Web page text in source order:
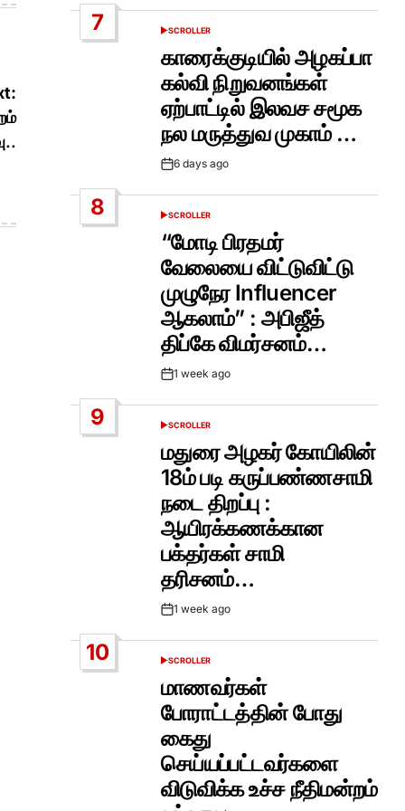
7
POSTED
SCROLLER
காரைக்குடியில் அழகப்பா
கல்வி நிறுவனங்கள்
ஏற்பாட்டில் இலவச சமூக
நல மருத்துவ முகாம் …
Post6 days ago
8
POSTED
SCROLLER
“மோடி பிரதமர்
வேலையை விட்டுவிட்டு
முழுநேர Influencer
ஆகலாம்” : அபிஜீத்
திப்கே விமர்சனம்…
Post1 week ago
9
POSTED
SCROLLER
மதுரை அழகர் கோயிலின்
18ம் படி கருப்பண்ணசாமி
நடை திறப்பு :
ஆயிரக்கணக்கான
பக்தர்கள் சாமி
தரிசனம்…
Post1 week ago
10
POSTED
SCROLLER
மாணவர்கள்
போராட்டத்தின் போது
கைது
செய்யப்பட்டவர்களை
விடுவிக்க உச்ச நீதிமன்றம்